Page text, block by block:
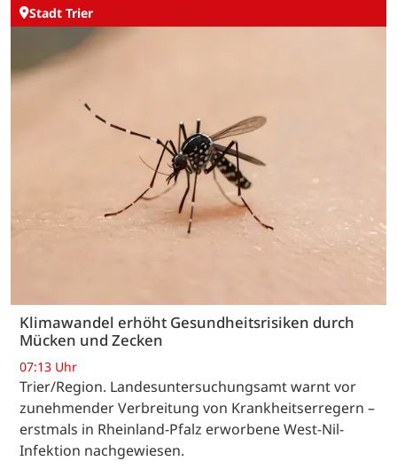
Stadt Trier
Klimawandel erhöht Gesundheitsrisiken durch
Mücken und Zecken
07:13 Uhr
Trier/Region. Landesuntersuchungsamt warnt vor
zunehmender Verbreitung von Krankheitserregern –
erstmals in Rheinland-Pfalz erworbene West-Nil-
Infektion nachgewiesen.